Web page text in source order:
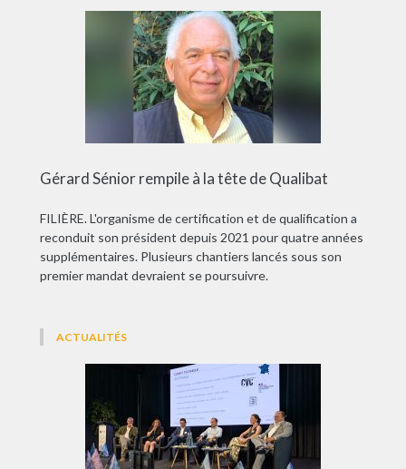
Gérard Sénior rempile à la tête de Qualibat
FILIÈRE. L'organisme de certification et de qualification a
reconduit son président depuis 2021 pour quatre années
supplémentaires. Plusieurs chantiers lancés sous son
premier mandat devraient se poursuivre.
ACTUALITÉS